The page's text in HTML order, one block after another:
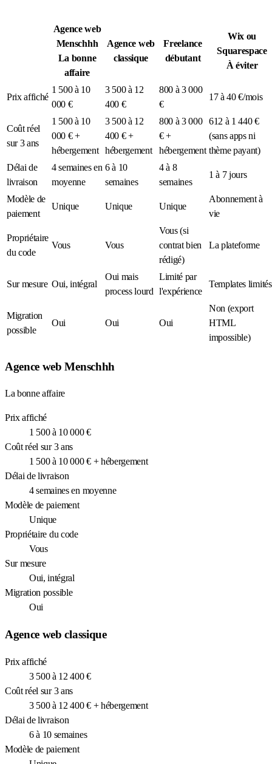
Agence web
Menschhh
La bonne
affaire
Agence web
classique
Freelance
débutant
Wix ou
Squarespace
À éviter
Prix affiché
1 500 à 10
000 €
3 500 à 12
400 €
800 à 3 000
€
17 à 40 €/mois
Coût réel
sur 3 ans
1 500 à 10
000 € +
hébergement
3 500 à 12
400 € +
hébergement
800 à 3 000
€ +
hébergement
612 à 1 440 €
(sans apps ni
thème payant)
Délai de
livraison
4 semaines en
moyenne
6 à 10
semaines
4 à 8
semaines
1 à 7 jours
Modèle de
paiement
Unique Unique Unique
Abonnement à
vie
Propriétaire
du code
Vous Vous
Vous (si
contrat bien
rédigé)
La plateforme
Sur mesure Oui, intégral
Oui mais
process lourd
Limité par
l'expérience
Templates limités
Migration
possible
Oui Oui Oui
Non (export
HTML
impossible)
Agence web Menschhh
La bonne affaire
Prix affiché
1 500 à 10 000 €
Coût réel sur 3 ans
1 500 à 10 000 € + hébergement
Délai de livraison
4 semaines en moyenne
Modèle de paiement
Unique
Propriétaire du code
Vous
Sur mesure
Oui, intégral
Migration possible
Oui
Agence web classique
Prix affiché
3 500 à 12 400 €
Coût réel sur 3 ans
3 500 à 12 400 € + hébergement
Délai de livraison
6 à 10 semaines
Modèle de paiement